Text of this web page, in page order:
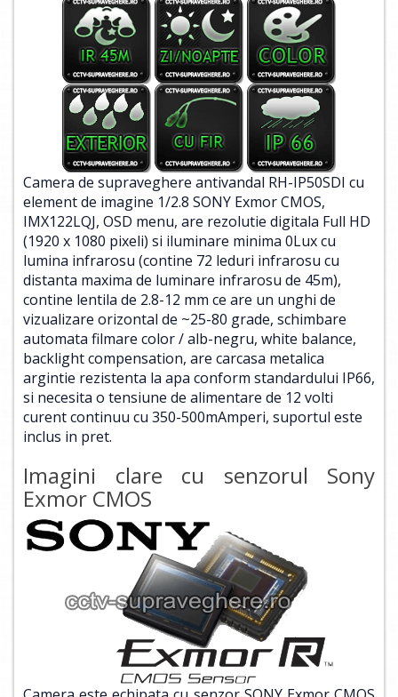
Camera de supraveghere antivandal RH-IP50SDI cu
element de imagine 1/2.8 SONY Exmor CMOS,
IMX122LQJ, OSD menu, are rezolutie digitala Full HD
(1920 x 1080 pixeli) si iluminare minima 0Lux cu
lumina infrarosu (contine 72 leduri infrarosu cu
distanta maxima de luminare infrarosu de 45m),
contine lentila de 2.8-12 mm ce are un unghi de
vizualizare orizontal de ~25-80 grade, schimbare
automata filmare color / alb-negru, white balance,
backlight compensation, are carcasa metalica
argintie rezistenta la apa conform standardului IP66,
si necesita o tensiune de alimentare de 12 volti
curent continuu cu 350-500mAmperi, suportul este
inclus in pret.
Imagini clare cu senzorul Sony
Exmor CMOS